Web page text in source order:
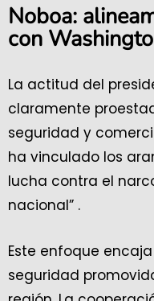
Noboa:
con
La actitud del
claramente
seguridad y
ha vinculado los
lucha contra el
nacional” .
Este enfoque
seguridad